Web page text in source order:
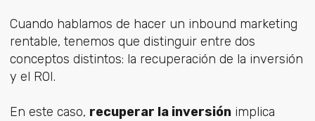
Cuando hablamos de hacer un inbound marketing
rentable, tenemos que distinguir entre dos
conceptos distintos: la recuperación de la inversión
y el ROI.
En este caso, recuperar la inversiónimplica